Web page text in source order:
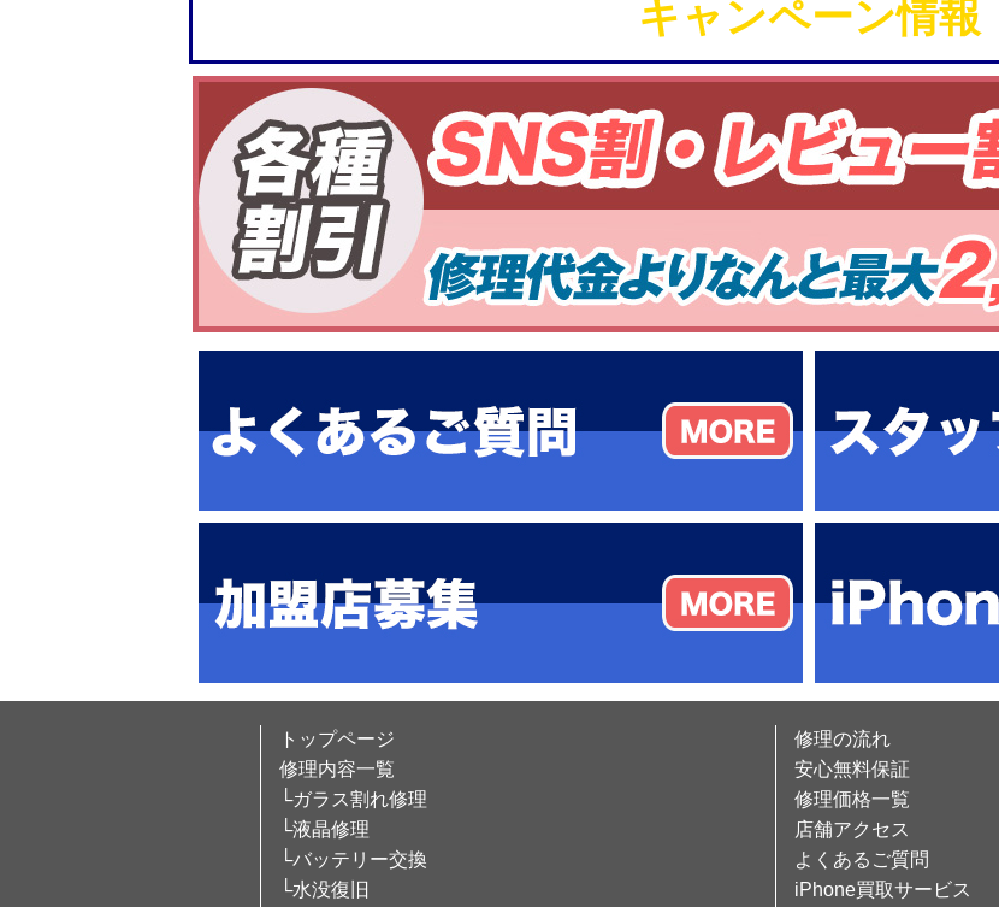
キャンペーン情報
トップページ
修理内容一覧
└ガラス割れ修理
└液晶修理
└バッテリー交換
└水没復旧
修理の流れ
安心無料保証
修理価格一覧
店舗アクセス
よくあるご質問
iPhone買取サービス